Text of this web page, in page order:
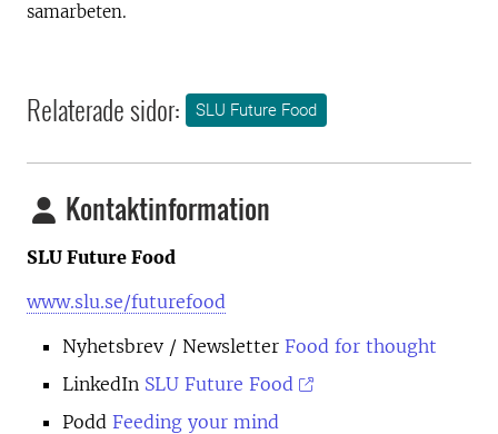
samarbeten.
Relaterade sidor: SLU Future Food
Kontaktinformation
SLU Future Food
www.slu.se/futurefood
Nyhetsbrev / Newsletter Food for thought
LinkedIn SLU Future Food
Podd Feeding your mind